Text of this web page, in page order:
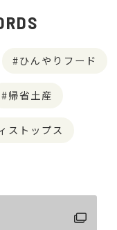
ひんやりフード
帰省土産
ストップス